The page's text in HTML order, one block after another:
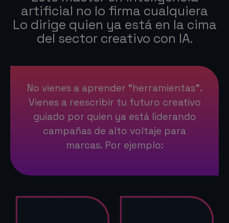
artificial no lo firma cualquiera
Lo dirige quien ya está en la cima
del sector creativo con IA.
No vienes a aprender “herramientas”.
Vienes a reescribir tu futuro creativo
guiado por quien ya está liderando
campañas de alto voltaje para
marcas. Por ejemplo: